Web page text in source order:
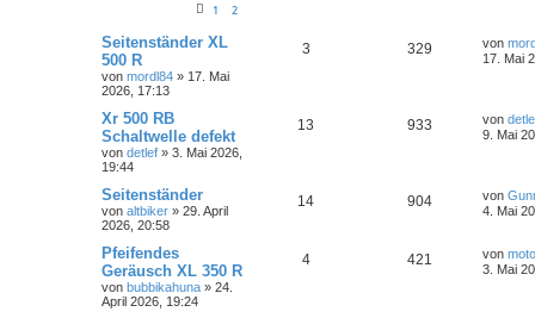
1 2
Seitenständer XL
500 R
von mordl84 » 17. Mai
2026, 17:13
3 329 von
17. Mai
Xr 500 RB
Schaltwelle defekt
von detlef » 3. Mai 2026,
19:44
13 933 von
9. Mai
Seitenständer
von altbiker » 29. April
2026, 20:58
14 904 von
4. Mai
Pfeifendes
Geräusch XL 350 R
von bubbikahuna » 24.
April 2026, 19:24
4 421 von
3. Mai